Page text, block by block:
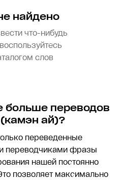
найдено
что-нибудь
слов
больше переводов
(камэн ай)?
переведенные
переводчиками фразы
нашей постоянно
позволяет максимально